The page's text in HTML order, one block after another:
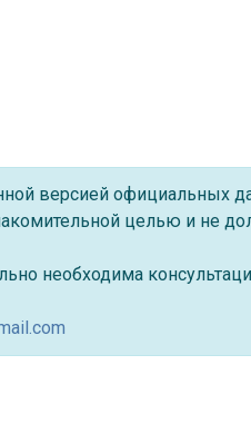
версией официальных
целью и не
необходима